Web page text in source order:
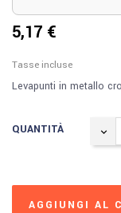
5,17 €
Tasse incluse
Levapunti in metallo
QUANTITÀ
AGGIUNGI AL